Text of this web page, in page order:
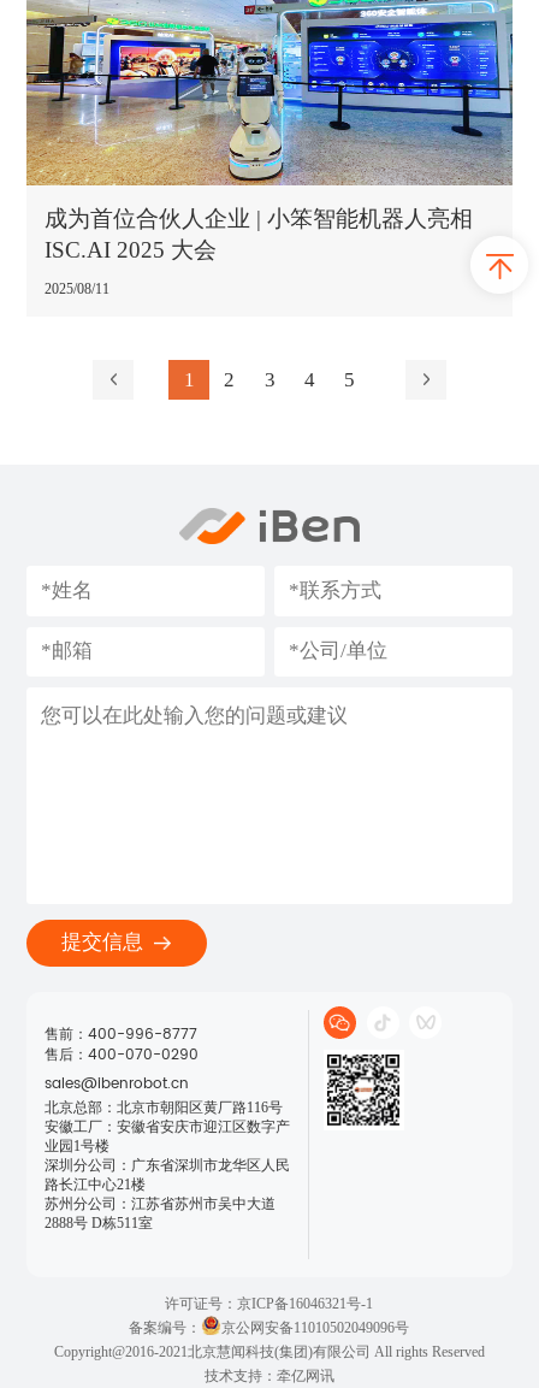
成为首位合伙人企业 | 小笨智能机器人亮相
ISC.AI 2025 大会
2025/08/11
1 2 3 4 5
提交信息
售前：400-996-8777
售后：400-070-0290
sales@ibenrobot.cn
北京总部：北京市朝阳区黄厂路116号
安徽工厂：安徽省安庆市迎江区数字产
业园1号楼
深圳分公司：广东省深圳市龙华区人民
路长江中心21楼
苏州分公司：江苏省苏州市吴中大道
2888号 D栋511室
许可证号：京ICP备16046321号-1
备案编号：
京公网安备11010502049096号
Copyright@2016-2021北京慧闻科技(集团)有限公司 All rights Reserved
技术支持：牵亿网讯